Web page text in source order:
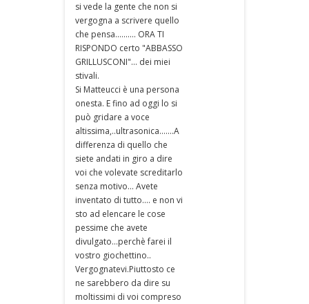
si vede la gente che non si
vergogna a scrivere quello
che pensa.......... ORA TI
RISPONDO certo "ABBASSO
GRILLUSCONI"... dei miei
stivali.
Si Matteucci è una persona
onesta. E fino ad oggi lo si
può gridare a voce
altissima,..ultrasonica.......A
differenza di quello che
siete andati in giro a dire
voi che volevate screditarlo
senza motivo... Avete
inventato di tutto.... e non vi
sto ad elencare le cose
pessime che avete
divulgato...perchè farei il
vostro giochettino..
Vergognatevi.Piuttosto ce
ne sarebbero da dire su
moltissimi di voi compreso